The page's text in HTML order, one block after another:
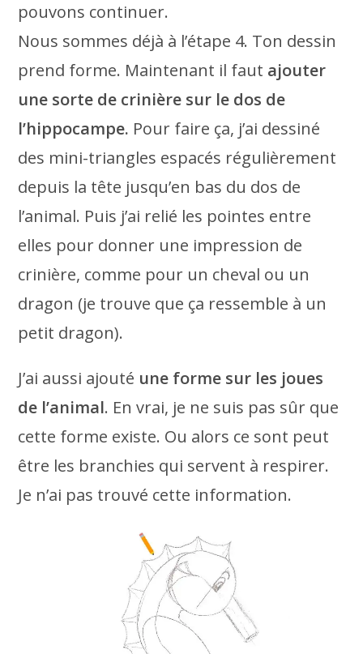
pouvons continuer.
Nous sommes déjà à l’étape 4. Ton dessin
prend forme. Maintenant il faut ajouter
une sorte de crinière sur le dos de
l’hippocampe. Pour faire ça, j’ai dessiné
des mini-triangles espacés régulièrement
depuis la tête jusqu’en bas du dos de
l’animal. Puis j’ai relié les pointes entre
elles pour donner une impression de
crinière, comme pour un cheval ou un
dragon (je trouve que ça ressemble à un
petit dragon).
J’ai aussi ajouté une forme sur les joues
de l’animal. En vrai, je ne suis pas sûr que
cette forme existe. Ou alors ce sont peut
être les branchies qui servent à respirer.
Je n’ai pas trouvé cette information.